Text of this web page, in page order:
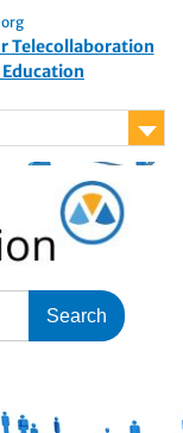
Telecollaboration